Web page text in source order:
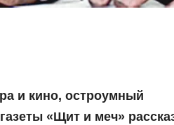
и кино, остроумный
«Щит и меч»